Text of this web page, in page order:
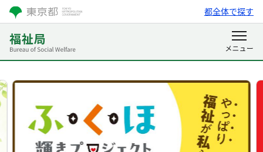
都全体で探す
東京都福祉局